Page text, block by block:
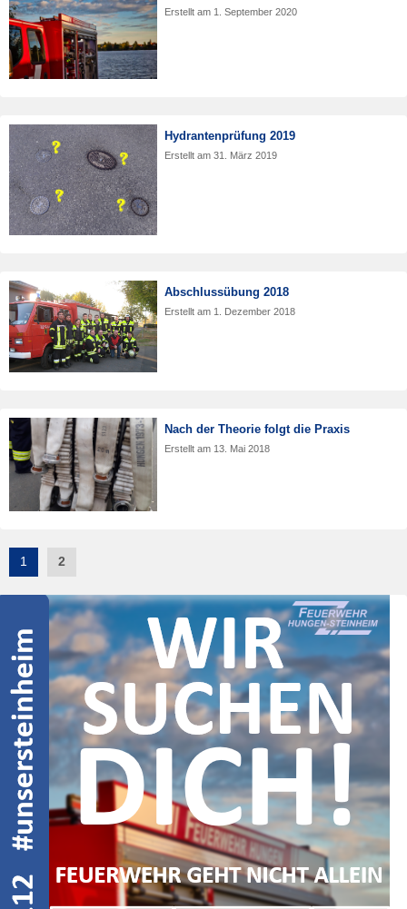
Erstellt am 1. September 2020
Hydrantenprüfung 2019
Erstellt am31. März 2019
Abschlussübung 2018
Erstellt am 1. Dezember 2018
Nach der Theorie folgt die Praxis
Erstellt am 13. Mai 2018
Post
navigation
1 2